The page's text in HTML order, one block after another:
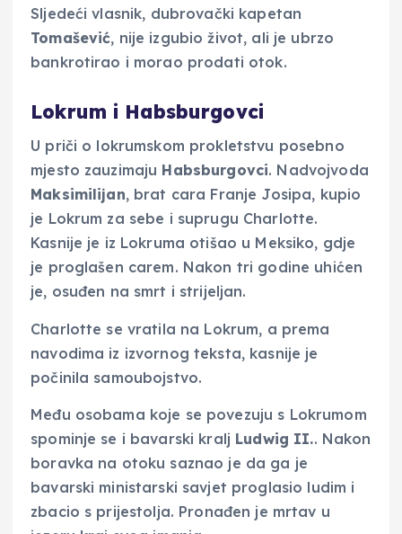
Sljedeći vlasnik, dubrovački kapetan
Tomašević, nije izgubio život, ali je ubrzo
bankrotirao i morao prodati otok.
Lokrum i Habsburgovci
U priči o lokrumskom prokletstvu posebno
mjesto zauzimaju Habsburgovci. Nadvojvoda
Maksimilijan, brat cara Franje Josipa, kupio
je Lokrum za sebe i suprugu Charlotte.
Kasnije je iz Lokruma otišao u Meksiko, gdje
je proglašen carem. Nakon tri godine uhićen
je, osuđen na smrt i strijeljan.
Charlotte se vratila na Lokrum, a prema
navodima iz izvornog teksta, kasnije je
počinila samoubojstvo.
Među osobama koje se povezuju s Lokrumom
spominje se i bavarski kralj Ludwig II.. Nakon
boravka na otoku saznao je da ga je
bavarski ministarski savjet proglasio ludim i
zbacio s prijestolja. Pronađen je mrtav u